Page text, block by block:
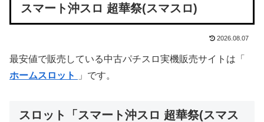
スマート沖スロ 超華祭(スマスロ)
2026.08.07
最安値で販売している中古パチスロ実機販売サイトは「
ホームスロット
」です。
スロット「スマート沖スロ 超華祭(スマス